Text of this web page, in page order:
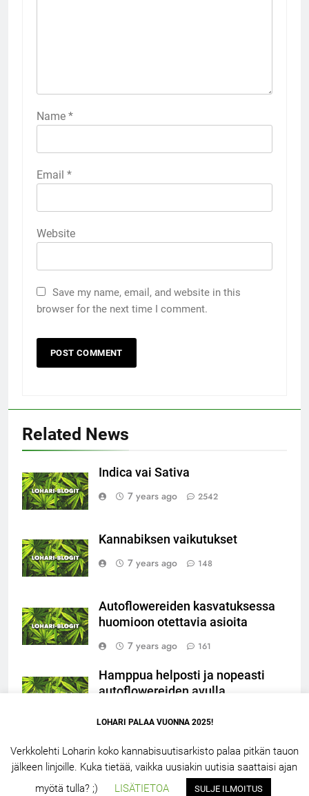
Name *
Email *
Website
Save my name, email, and website in this
browser for the next time I comment.
Related News
Indica vai Sativa
7 years ago
2542
Kannabiksen vaikutukset
7 years ago
148
Autoflowereiden kasvatuksessa
huomioon otettavia asioita
7 years ago
161
Hamppua helposti ja nopeasti
autoflowereiden avulla
LOHARI.NET 2.5 – 2026. Powered ByBlazeThemes
LOHARI PALAA VUONNA 2025!
Verkkolehti Loharin koko kannabisuutisarkisto palaa pitkän tauon
jälkeen linjoille. Kuka tietää, vaikka uusiakin uutisia saattaisi ajan
myötä tulla? ;)
LISÄTIETOA SULJE ILMOITUS